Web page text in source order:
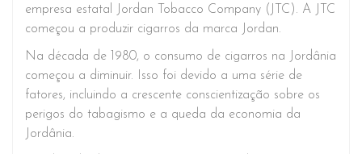
empresa estatal Jordan Tobacco Company (JTC). A JTC
começou a produzir cigarros da marca Jordan.
Na década de 1980, o consumo de cigarros na Jordânia
começou a diminuir. Isso foi devido a uma série de
fatores, incluindo a crescente conscientização sobre os
perigos do tabagismo e a queda da economia da
Jordânia.